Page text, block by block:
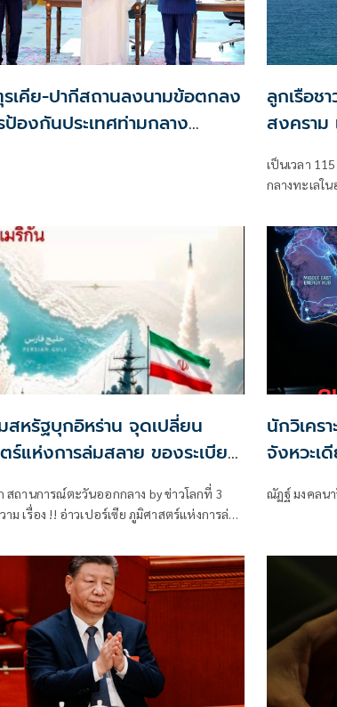
เคีย-ปากีสถานลงนามข้อตกลง
ป้องกันประเทศท่ามกลาง
ลูกเรือช
สงคราม
เปอร์เซีย
เป็นเวลา
กลางทะเลใ
เรือของเขา
สหรัฐบุกอิหร่าน จุดเปลี่ยน
ร์แห่งการล่มสลาย ของระเบียบ
ที่ 3
ซีย ภูมิศาสตร์แห่งการล่ม
นักวิเคร
จังหวะเ
ณัฏฐ์ มงคลน